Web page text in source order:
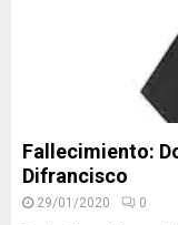
Fallecimiento:
Difrancisco
29/01/2020 0